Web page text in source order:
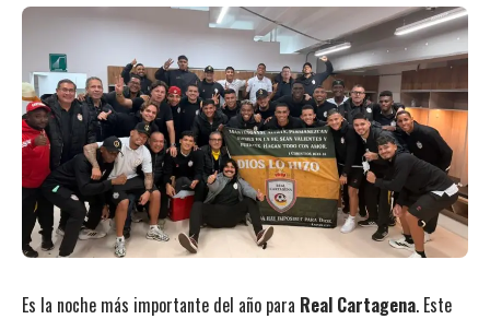
Es la noche más importante del año para Real Cartagena. Este